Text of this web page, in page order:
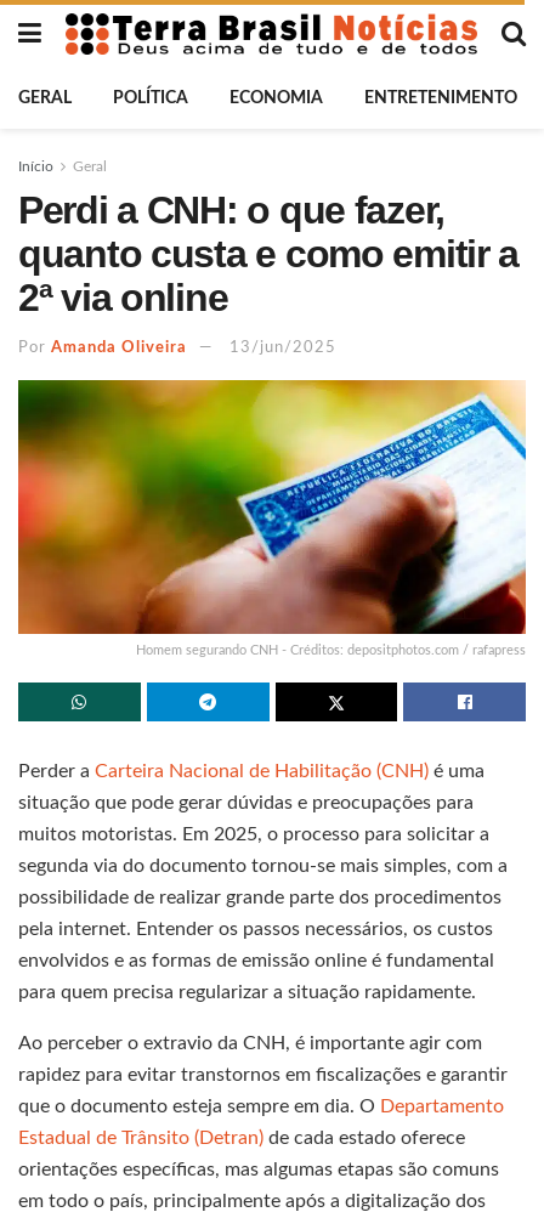
GERAL POLÍTICA ECONOMIA ENTRETENIMENTO
Início Geral
Perdi a CNH: o que fazer,
quanto custa e como emitir a
2ª via online
Por Amanda Oliveira 13/jun/2025
Homem segurando CNH - Créditos: depositphotos.com / rafapress
Perder a Carteira Nacional de Habilitação (CNH) é uma
situação que pode gerar dúvidas e preocupações para
muitos motoristas. Em 2025, o processo para solicitar a
segunda via do documento tornou-se mais simples, com a
possibilidade de realizar grande parte dos procedimentos
pela internet. Entender os passos necessários, os custos
envolvidos e as formas de emissão online é fundamental
para quem precisa regularizar a situação rapidamente.
Ao perceber o extravio da CNH, é importante agir com
rapidez para evitar transtornos em fiscalizações e garantir
que o documento esteja sempre em dia. O Departamento
Estadual de Trânsito (Detran) de cada estado oferece
orientações específicas, mas algumas etapas são comuns
em todo o país, principalmente após a digitalização dos